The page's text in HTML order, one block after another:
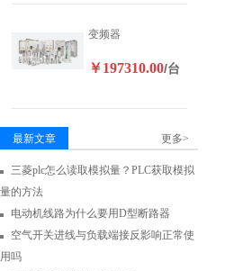
变频器
￥197310.00/台
最新文章 更多>
三菱plc怎么读取模拟量？PLC获取模拟
量的方法
电动机线路为什么要用D型断路器
空气开关进线与负载端接反影响正常使
用吗